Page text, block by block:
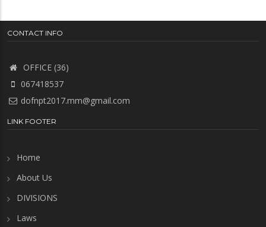
CONTACT INFO
OFFICE (36)
067418537
dofnpt2017.mm@gmail.com
LINK FOOTER
Home
About Us
DIVISIONS
Laws